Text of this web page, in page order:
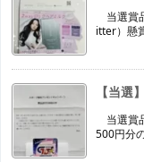
当選賞
itter）懸
【当選
当選賞
500円分